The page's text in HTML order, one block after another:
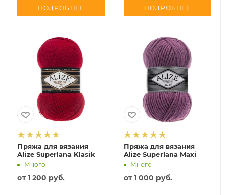
ПОДРОБНЕЕ ПОДРОБНЕЕ
Пряжа для вязания
Alize Superlana Klasik
Много
от1 200 руб.
Пряжа для вязания
Alize Superlana Maxi
Много
от1 000 руб.